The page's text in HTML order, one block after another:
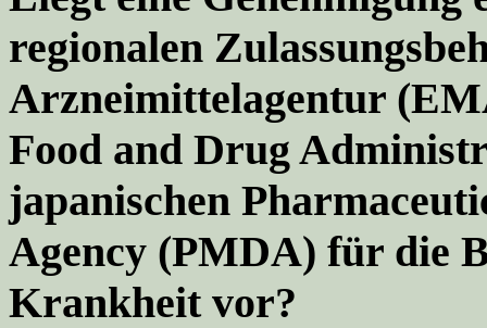
regionalen
Arzneimittelagentur
Food and Drug
japanischen
Agency (PMDA) für die
Krankheit vor?